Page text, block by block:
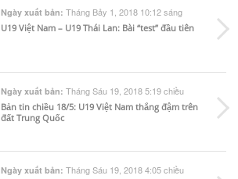
Ngày xuất bản: Tháng Bảy 1, 2018 10:12 sáng
U19 Việt Nam – U19 Thái Lan: Bài “test” đầu tiên
Ngày xuất bản: Tháng Sáu 19, 2018 5:19 chiều
Bản tin chiều 18/5: U19 Việt Nam thắng đậm trên
đất Trung Quốc
Ngày xuất bản: Tháng Sáu 19, 2018 4:05 chiều